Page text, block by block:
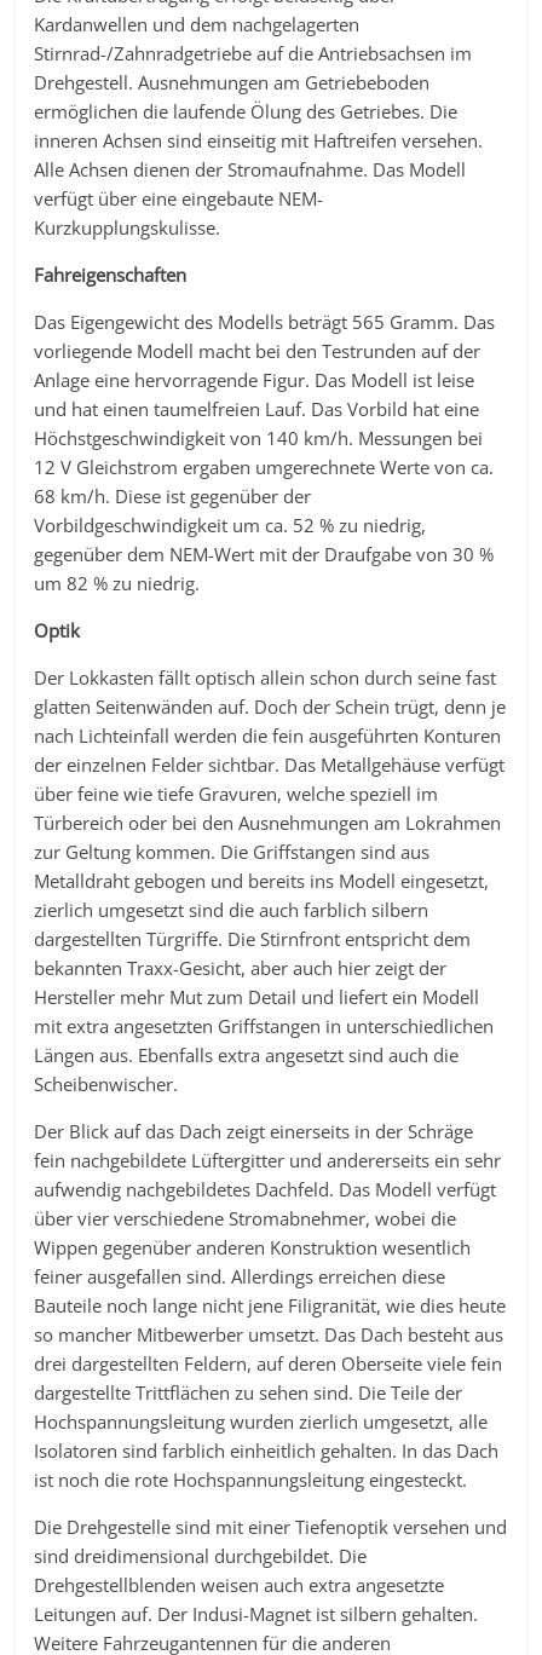
Kardanwellen und dem nachgelagerten
Stirnrad-/Zahnradgetriebe auf die Antriebsachsen im
Drehgestell. Ausnehmungen am Getriebeboden
ermöglichen die laufende Ölung des Getriebes. Die
inneren Achsen sind einseitig mit Haftreifen versehen.
Alle Achsen dienen der Stromaufnahme. Das Modell
verfügt über eine eingebaute NEM-
Kurzkupplungskulisse.
Fahreigenschaften
Das Eigengewicht des Modells beträgt 565 Gramm. Das
vorliegende Modell macht bei den Testrunden auf der
Anlage eine hervorragende Figur. Das Modell ist leise
und hat einen taumelfreien Lauf. Das Vorbild hat eine
Höchstgeschwindigkeit von 140 km/h. Messungen bei
12 V Gleichstrom ergaben umgerechnete Werte von ca.
68 km/h. Diese ist gegenüber der
Vorbildgeschwindigkeit um ca. 52 % zu niedrig,
gegenüber dem NEM-Wert mit der Draufgabe von 30 %
um 82 % zu niedrig.
Optik
Der Lokkasten fällt optisch allein schon durch seine fast
glatten Seitenwänden auf. Doch der Schein trügt, denn je
nach Lichteinfall werden die fein ausgeführten Konturen
der einzelnen Felder sichtbar. Das Metallgehäuse verfügt
über feine wie tiefe Gravuren, welche speziell im
Türbereich oder bei den Ausnehmungen am Lokrahmen
zur Geltung kommen. Die Griffstangen sind aus
Metalldraht gebogen und bereits ins Modell eingesetzt,
zierlich umgesetzt sind die auch farblich silbern
dargestellten Türgriffe. Die Stirnfront entspricht dem
bekannten Traxx-Gesicht, aber auch hier zeigt der
Hersteller mehr Mut zum Detail und liefert ein Modell
mit extra angesetzten Griffstangen in unterschiedlichen
Längen aus. Ebenfalls extra angesetzt sind auch die
Scheibenwischer.
Der Blick auf das Dach zeigt einerseits in der Schräge
fein nachgebildete Lüftergitter und andererseits ein sehr
aufwendig nachgebildetes Dachfeld. Das Modell verfügt
über vier verschiedene Stromabnehmer, wobei die
Wippen gegenüber anderen Konstruktion wesentlich
feiner ausgefallen sind. Allerdings erreichen diese
Bauteile noch lange nicht jene Filigranität, wie dies heute
so mancher Mitbewerber umsetzt. Das Dach besteht aus
drei dargestellten Feldern, auf deren Oberseite viele fein
dargestellte Trittflächen zu sehen sind. Die Teile der
Hochspannungsleitung wurden zierlich umgesetzt, alle
Isolatoren sind farblich einheitlich gehalten. In das Dach
ist noch die rote Hochspannungsleitung eingesteckt.
Die Drehgestelle sind mit einer Tiefenoptik versehen und
sind dreidimensional durchgebildet. Die
Drehgestellblenden weisen auch extra angesetzte
Leitungen auf. Der Indusi-Magnet ist silbern gehalten.
Weitere Fahrzeugantennen für die anderen